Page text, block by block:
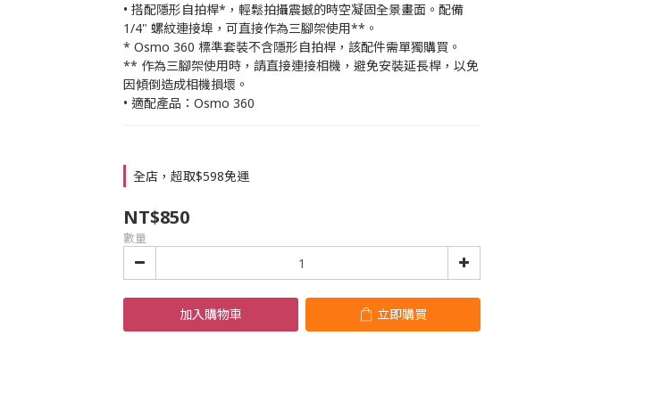
• 搭配隱形自拍桿*，輕鬆拍攝震撼的時空凝固全景畫面。配備
1/4" 螺紋連接埠，可直接作為三腳架使用**。
* Osmo 360 標準套裝不含隱形自拍桿，該配件需單獨購買。
** 作為三腳架使用時，請直接連接相機，避免安裝延長桿，以免
因傾倒造成相機損壞。
• 適配產品：Osmo 360
全店，超取$598免運
NT$850
數量
加入購物車 立即購買